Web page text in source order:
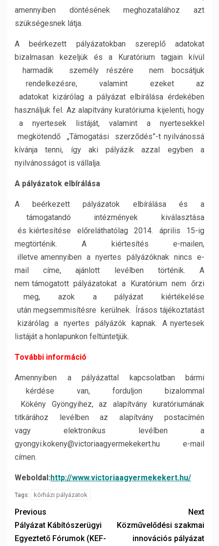
amennyiben döntésének meghozatalához azt
szükségesnek látja.
A beérkezett pályázatokban szereplő adatokat
bizalmasan kezeljük és a Kuratórium tagjain kívül
harmadik személy részére nem bocsátjuk
rendelkezésre, valamint ezeket az
adatokat kizárólag a pályázat elbírálása érdekében
használjuk fel. Az alapítvány kuratóriuma kijelenti, hogy
a nyertesek listáját, valamint a nyertesekkel
megkötendő „Támogatási szerződés”-t nyilvánossá
kívánja tenni, így aki pályázik azzal egyben a
nyilvánosságot is vállalja.
A pályázatok elbírálása
A beérkezett pályázatok elbírálása és a
támogatandó intézmények kiválasztása
és kiértesítése előreláthatólag 2014. április 15-ig
megtörténik. A kiértesítés e-mailen,
illetve amennyiben a nyertes pályázóknak nincs e-
mail címe, ajánlott levélben történik. A
nem támogatott pályázatokat a Kuratórium nem őrzi
meg, azok a pályázat kiértékelése
után megsemmisítésre kerülnek. Írásos tájékoztatást
kizárólag a nyertes pályázók kapnak. A nyertesek
listáját a honlapunkon feltüntetjük.
További információ
Amennyiben a pályázattal kapcsolatban bármi
kérdése van, forduljon bizalommal
Kökény Gyöngyihez, az alapítvány kuratóriumának
titkárához levélben az alapítvány postacímén
vagy elektronikus levélben a
gyongyi.kokeny@victoriaagyermekekert.hu e-mail
címen.
Weboldal:http://www.victoriaagyermekekert.hu/
Tags: kórházi pályázatok
Previous
Pályázat Kábítószerügyi
Egyeztető Fórumok (KEF-
Next
Közművelődési szakmai
innovációs pályázat